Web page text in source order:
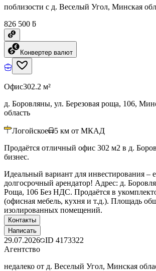
поблизости с д. Веселый Угол, Минская
826 500 ƃ
Конвертер валют
Офис302.2 м²
д. Боровляны, ул. Березовая роща, 106,
область
Логойское 5 км от МКАД
Продаётся отличный офис 302 м2 в д.
бизнес.
Идеальный вариант для инвестирования –
долгосрочный арендатор! Адрес: д.
Роща, 106 Без НДС. Продаётся в
(офисная мебель, кухня и т.д.). Площадь
изолированных помещений.
Контакты
Написать
29.07.2026 ID 4173322
Агентство
недалеко от д. Веселый Угол, Минская